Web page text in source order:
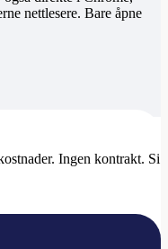
nettlesere. Bare åpne
Ingen kontrakt. Si